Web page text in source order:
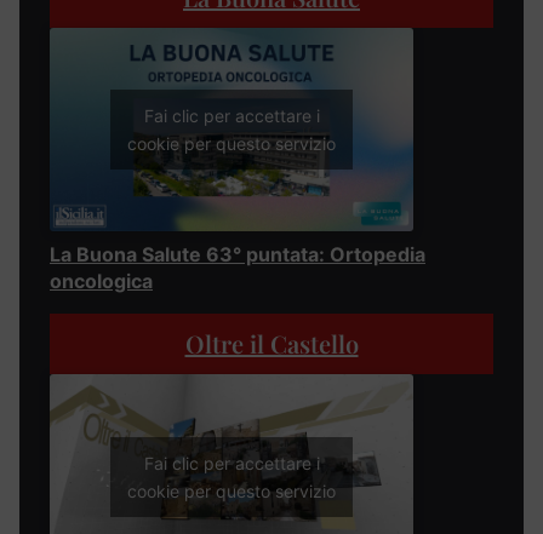
Fai clic per accettare i
cookie per questo servizio
La Buona Salute 63° puntata: Ortopedia
oncologica
Oltre il Castello
Fai clic per accettare i
cookie per questo servizio